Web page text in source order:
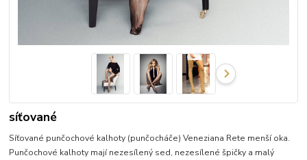
síťované
Síťované punčochové kalhoty (punčocháče) Veneziana Rete menší oka.
Punčochové kalhoty mají nezesílený sed, nezesílené špičky a malý